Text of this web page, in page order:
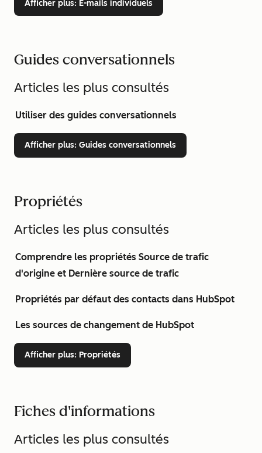
Afficher plus: E-mails individuels
Guides conversationnels
Articles les plus consultés
Utiliser des guides conversationnels
Afficher plus: Guides conversationnels
Propriétés
Articles les plus consultés
Comprendre les propriétés Source de trafic
d'origine et Dernière source de trafic
Propriétés par défaut des contacts dans HubSpot
Les sources de changement de HubSpot
Afficher plus: Propriétés
Fiches d'informations
Articles les plus consultés